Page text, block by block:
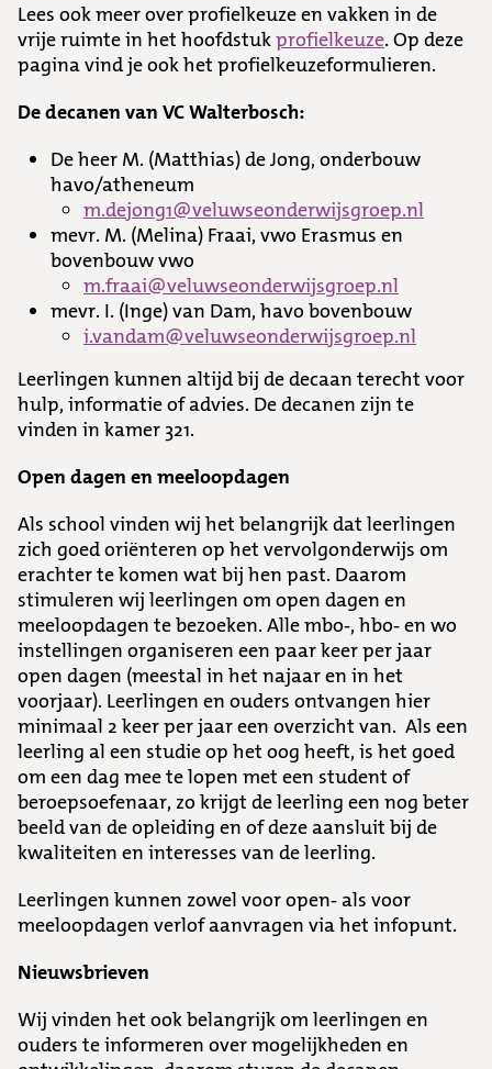
Lees ook meer over profielkeuze en vakken in de
vrije ruimte in het hoofdstukprofielkeuze. Op deze
pagina vind je ook het profielkeuzeformulieren.
De decanen van VC Walterbosch:
De heer M. (Matthias) de Jong, onderbouw
havo/atheneum
m.dejong1@veluwseonderwijsgroep.nl
mevr. M. (Melina) Fraai, vwo Erasmus en
bovenbouw vwo
m.fraai@veluwseonderwijsgroep.nl
mevr. I. (Inge) van Dam, havo bovenbouw
i.vandam@veluwseonderwijsgroep.nl
Leerlingen kunnen altijd bij de decaan terecht voor
hulp, informatie of advies. De decanen zijn te
vinden in kamer 321.
Open dagen en meeloopdagen
Als school vinden wij het belangrijk dat leerlingen
zich goed oriënteren op het vervolgonderwijs om
erachter te komen wat bij hen past. Daarom
stimuleren wij leerlingen om open dagen en
meeloopdagen te bezoeken. Alle mbo-, hbo- en wo
instellingen organiseren een paar keer per jaar
open dagen (meestal in het najaar en in het
voorjaar). Leerlingen en ouders ontvangen hier
minimaal 2 keer per jaar een overzicht van. Als een
leerling al een studie op het oog heeft, is het goed
om een dag mee te lopen met een student of
beroepsoefenaar, zo krijgt de leerling een nog beter
beeld van de opleiding en of deze aansluit bij de
kwaliteiten en interesses van de leerling.
Leerlingen kunnen zowel voor open- als voor
meeloopdagen verlof aanvragen via het infopunt.
Nieuwsbrieven
Wij vinden het ook belangrijk om leerlingen en
ouders te informeren over mogelijkheden en